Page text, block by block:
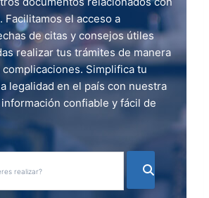
Facilitamos el acceso a
de citas y consejos útiles
realizar tus trámites de manera
Simplifica tu
legalidad en el país con nuestra
confiable y fácil de